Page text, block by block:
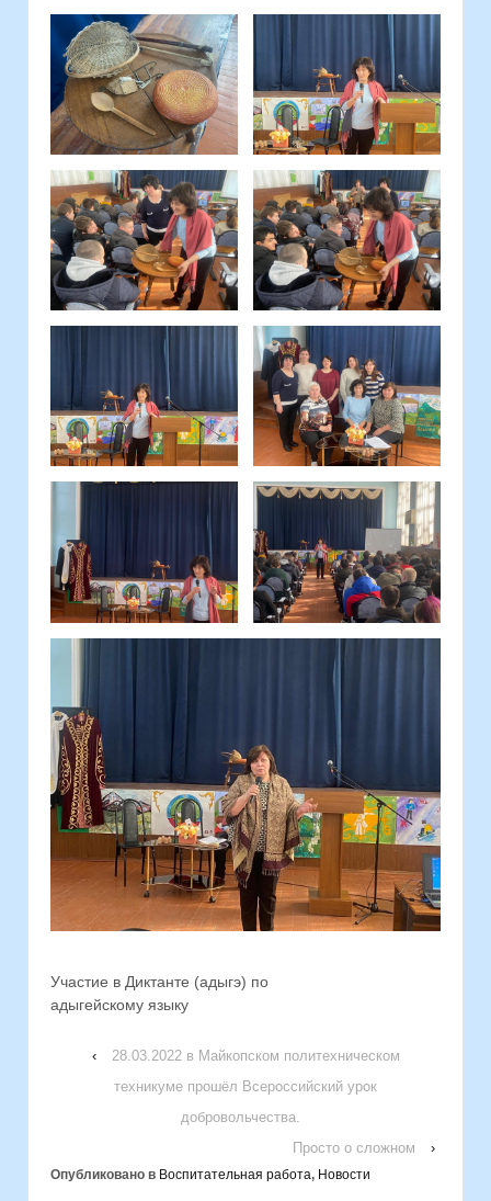
Участие в Диктанте (адыгэ) по
адыгейскому языку
‹
28.03.2022 в Майкопском политехническом
техникуме прошёл Всероссийский урок
добровольчества.
Просто о сложном
›
Опубликовано в Воспитательная работа, Новости